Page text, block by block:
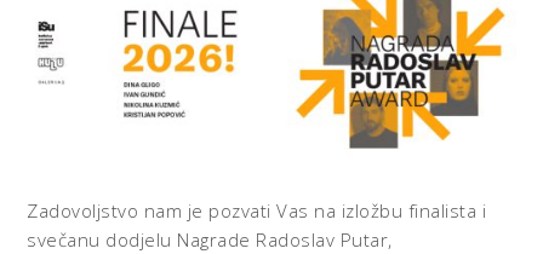
Zadovoljstvo nam je pozvati Vas na izložbu finalista i
svečanu dodjelu Nagrade Radoslav Putar,